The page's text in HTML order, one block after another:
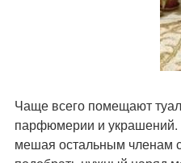
Чаще всего помещают
парфюмерии и украшений.
мешая остальным членам